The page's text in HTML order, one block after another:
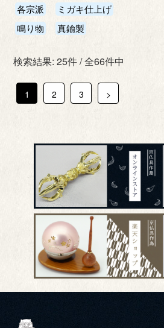
各宗派
ミガキ仕上げ
鳴り物
真鍮製
検索結果: 25件 / 全66件中
1 2 3 >